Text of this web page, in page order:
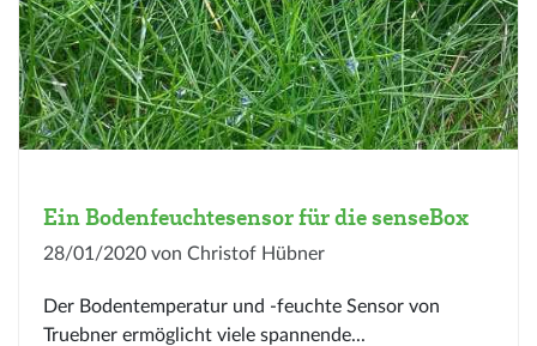
Ein Bodenfeuchtesensor für die senseBox
28/01/2020 von Christof Hübner
Der Bodentemperatur und -feuchte Sensor von
Truebner ermöglicht viele spannende...